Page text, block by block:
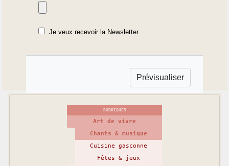
Je veux recevoir la Newsletter
RUBRIQUES
Art de vivre
Chants & musique
Cuisine gasconne
Fêtes & jeux